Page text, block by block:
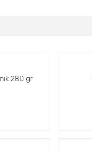
280 gr